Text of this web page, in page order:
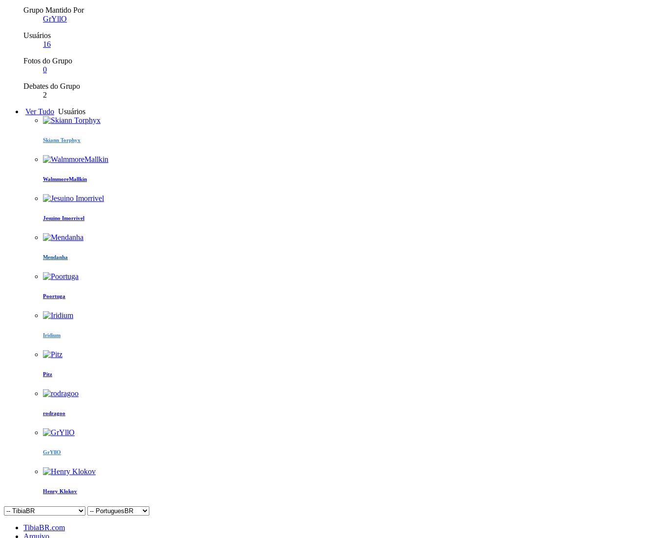
Grupo Mantido Por
GrYllO
Usuários
16
Fotos do Grupo
0
Debates do Grupo
2
Ver Tudo Usuários
Skiann Torphyx
WalmmoreMallkin
Jesuino Imorrivel
Mendanha
Poortuga
Iridium
Pitz
rodragoo
GrYllO
Henry Klokov
TibiaBR.com
Arquivo